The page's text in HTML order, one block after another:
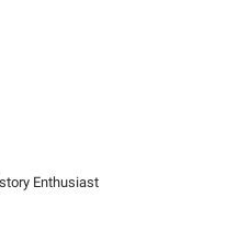
Enthusiast